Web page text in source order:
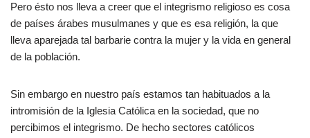
Pero ésto nos lleva a creer que el integrismo religioso es cosa
de países árabes musulmanes y que es esa religión, la que
lleva aparejada tal barbarie contra la mujer y la vida en general
de la población.
Sin embargo en nuestro país estamos tan habituados a la
intromisión de la Iglesia Católica en la sociedad, que no
percibimos el integrismo. De hecho sectores católicos